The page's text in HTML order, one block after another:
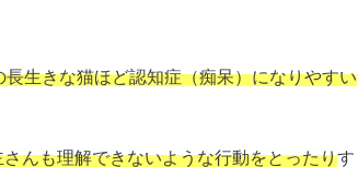
長生きな猫ほど認知症（痴呆）になりやすい
んも理解できないような行動をとったりす